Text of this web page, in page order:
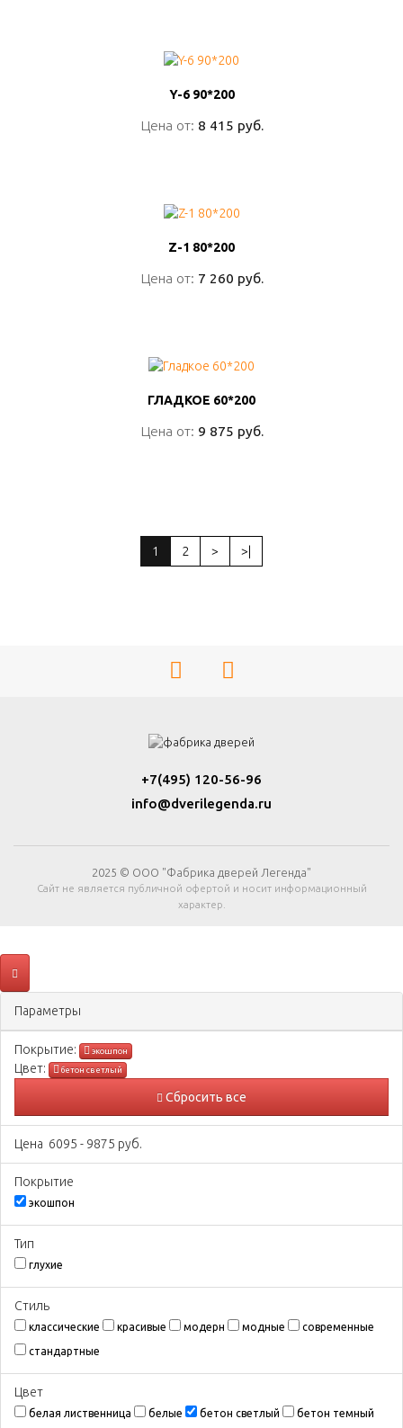
Y-6 90*200
Цена от: 8 415 руб.
Y-6 90*200
Цена от: 8 415 руб.
Z-1 80*200
Цена от: 7 260 руб.
Z-1 80*200
Цена от: 7 260 руб.
ГЛАДКОЕ 60*200
Цена от: 9 875 руб.
ГЛАДКОЕ 60*200
Цена от: 9 875 руб.
1 2 > >|
+7(495) 120-56-96
info@dverilegenda.ru
2025 © ООО "Фабрика дверей Легенда"
Сайт не является публичной офертой и носит информационный
характер.
Параметры
Покрытиe: экошпон
Цвeт: бетон светлый
Сбросить все
Цена 6095 - 9875 руб.
Покрытиe
экошпон
Тип
глухие
Стиль
классические красивые модерн модные современные
стандартные
Цвeт
белая лиственница белые бетон светлый бетон темный